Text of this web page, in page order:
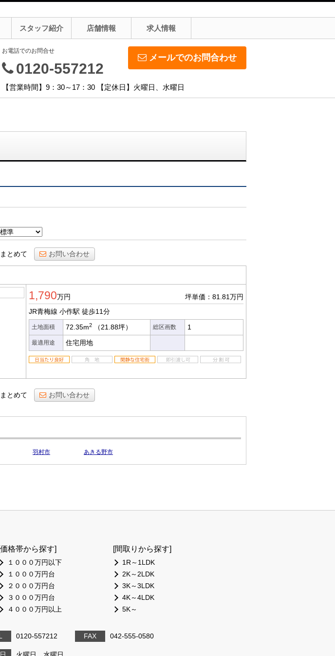
スタッフ紹介 店舗情報 求人情報
メールでのお問合わせ
お電話でのお問合せ
0120-557212
【営業時間】9：30～17：30 【定休日】火曜日、水曜日
とめて お問い合わせ
1,790万円
坪単価：81.81万円
JR青梅線 小作駅 徒歩11分
土地面積 72.35m2 （21.88坪） 総区画数 1
最適用途 住宅用地
とめて お問い合わせ
羽村市 あきる野市
格帯から探す]
１０００万円以下
１０００万円台
２０００万円台
３０００万円台
４０００万円以上
[間取りから探す]
1R～1LDK
2K～2LDK
3K～3LDK
4K～4LDK
5K～
0120-557212 FAX 042-555-0580